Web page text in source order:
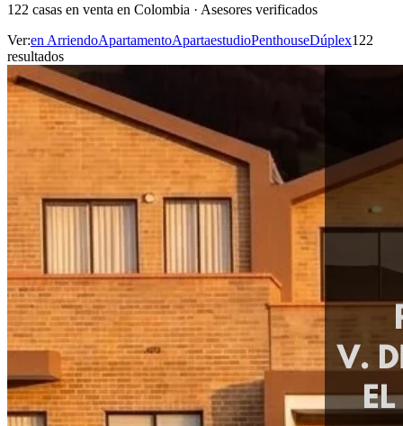
122 casas en venta en Colombia · Asesores verificados
Ver:en ArriendoApartamentoApartaestudioPenthouseDúplex122
resultados